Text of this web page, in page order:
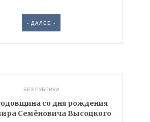
- ДАЛЕЕ -
БЕЗ РУБРИКИ
со дня рождения
Семёновича Высоцкого